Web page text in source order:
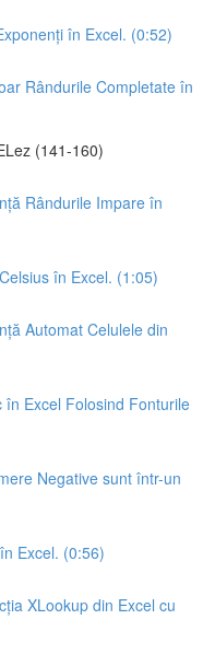
în Excel. (0:52)
Rândurile Completate în
(141-160)
Rândurile Impare în
în Excel. (1:05)
Automat Celulele din
Excel Folosind Fonturile
Negative sunt într-un
Excel. (0:56)
XLookup din Excel cu